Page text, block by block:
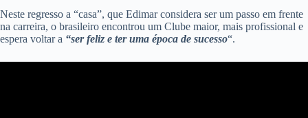
Neste regresso a “casa”, que Edimar considera ser um passo em frente
na carreira, o brasileiro encontrou um Clube maior, mais profissional e
espera voltar a “ser feliz e ter uma época de sucesso“.